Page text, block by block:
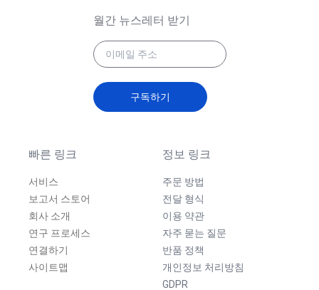
빠른 링크
서비스
보고서 스토어
회사 소개
연구 프로세스
연결하기
사이트맵
정보 링크
주문 방법
전달 형식
이용 약관
자주 묻는 질문
반품 정책
개인정보 처리방침
GDPR
월간 뉴스레터 받기
구독하기